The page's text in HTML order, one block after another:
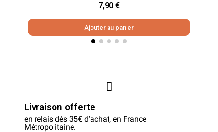
7,90 €
Ajouter au panier
Livraison offerte
en relais dès 35€ d'achat, en France
Métropolitaine.